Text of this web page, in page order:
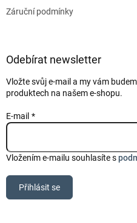
Záruční podmínky
Odebírat newsletter
Vložte svůj e-mail a my vám
produktech na našem e-shopu.
E-mail
Vložením e-mailu souhlasíte s
Přihlásit se